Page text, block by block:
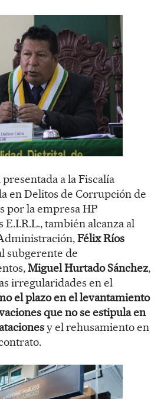
a la Fiscalía
en Delitos de Corrupción de
por la empresa HP
E.I.R.L., también alcanza al
Félix Ríos
subgerente de
Miguel Hurtado Sánchez,
irregularidades en el
el plazo en el levantamiento
que no se estipula en
y el rehusamiento en